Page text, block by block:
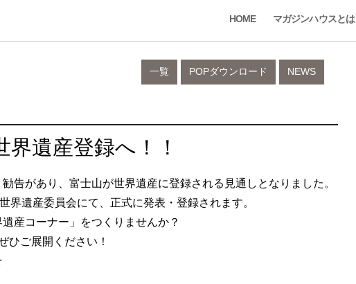
HOME マガジンハウスとは
NEWS
POPダウンロード
一覧
界遺産登録へ！！
告があり、富士山が世界遺産に登録される見通しとなりました。
界遺産委員会にて、正式に発表・登録されます。
産コーナー」をつくりませんか？
ひご展開ください！